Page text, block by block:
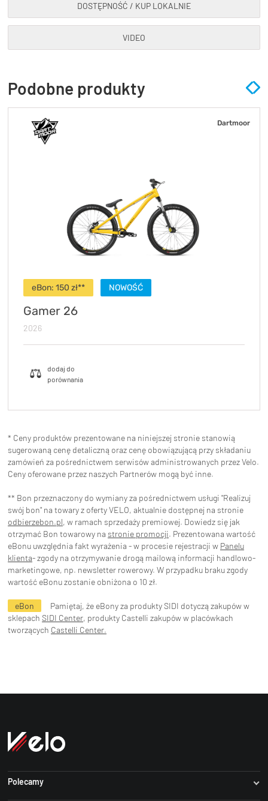
DOSTĘPNOŚĆ / KUP LOKALNIE
VIDEO
Podobne produkty
Dartmoor
eBon: 150 zł** NOWOŚĆ
Gamer 26
2026
* Ceny produktów prezentowane na niniejszej stronie stanowią
sugerowaną cenę detaliczną oraz cenę obowiązującą przy składaniu
zamówień za pośrednictwem serwisów administrowanych przez Velo.
Ceny oferowane przez naszych Partnerów mogą być inne.
** Bon przeznaczony do wymiany za pośrednictwem usługi "Realizuj
swój bon" na towary z oferty VELO, aktualnie dostępnej na stronie
odbierzebon.pl, w ramach sprzedaży premiowej. Dowiedz się jak
otrzymać Bon towarowy na stronie promocji. Prezentowana wartość
eBonu uwzględnia fakt wyrażenia - w procesie rejestracji w Panelu
klienta- zgody na otrzymywanie drogą mailową informacji handlowo-
marketingowe, np. newsletter rowerowy. W przypadku braku zgody
wartość eBonu zostanie obniżona o 10 zł.
eBon
Pamiętaj, że eBony za produkty SIDI dotyczą zakupów w
sklepach SIDI Center, produkty Castelli zakupów w placówkach
tworzących Castelli Center.
Polecamy